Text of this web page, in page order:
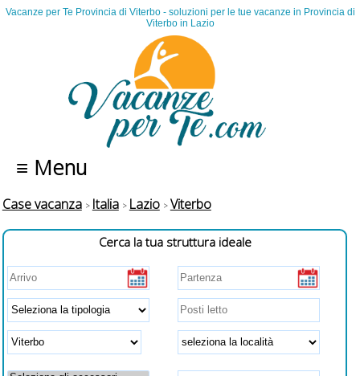
Vacanze per Te Provincia di Viterbo - soluzioni per le tue vacanze in Provincia di
Viterbo in Lazio
≡ Menu
Case vacanza Italia Lazio Viterbo
Cerca la tua struttura ideale